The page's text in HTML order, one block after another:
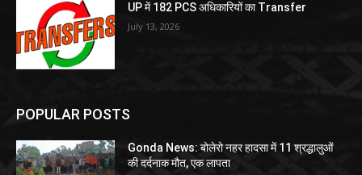
UP में 182 PCS अधिकारियों का Transfer
July 13, 2026
POPULAR POSTS
Gonda News: बोलेरो नहर हादसा में 11 श्रद्धालुओं
की दर्दनाक मौत, एक लापता